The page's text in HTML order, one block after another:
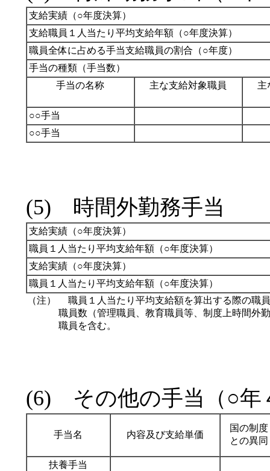
支給実績（○年度決算）
支給職員１人当たり平均支給年額（○年度決算）
職員全体に占める手当支給職員の割合（○年度）
手当の種類（手当数）
手当の名称
主な支給対象職員 主
○○手当
○○手当
(5) 時間外勤務手当
支給実績（○年度決算）
職員１人当たり平均支給年額（○年度決算）
支給実績（○年度決算）
職員１人当たり平均支給年額（○年度決算）
（注）
職員１人当たり平均支給額を算出する際の職
職員数（管理職員、教育職員等、制度上時間外
職員を含む。
(6) その他の手当（○年
手当名 内容及び支給単価
国の制度
との異同
扶養手当